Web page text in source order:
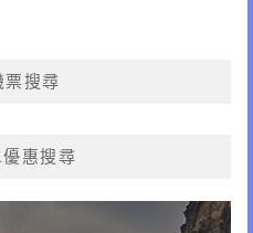
票搜尋
惠搜尋